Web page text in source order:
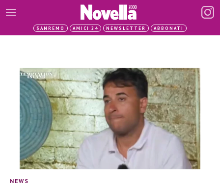
SANREMO AMICI 24 NEWSLETTER ABBONATI
NEWS